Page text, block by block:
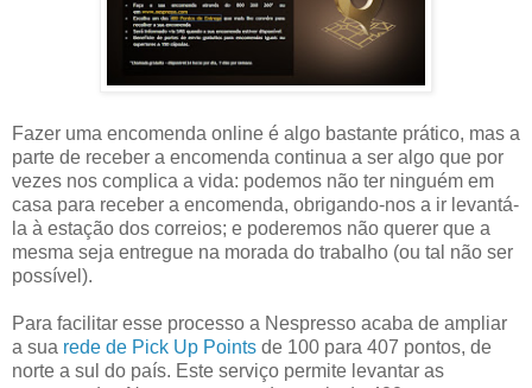
Fazer uma encomenda online é algo bastante prático, mas a
parte de receber a encomenda continua a ser algo que por
vezes nos complica a vida: podemos não ter ninguém em
casa para receber a encomenda, obrigando-nos a ir levantá-
la à estação dos correios; e poderemos não querer que a
mesma seja entregue na morada do trabalho (ou tal não ser
possível).
Para facilitar esse processo a Nespresso acaba de ampliar
a sua rede de Pick Up Points de 100 para 407 pontos, de
norte a sul do país. Este serviço permite levantar as